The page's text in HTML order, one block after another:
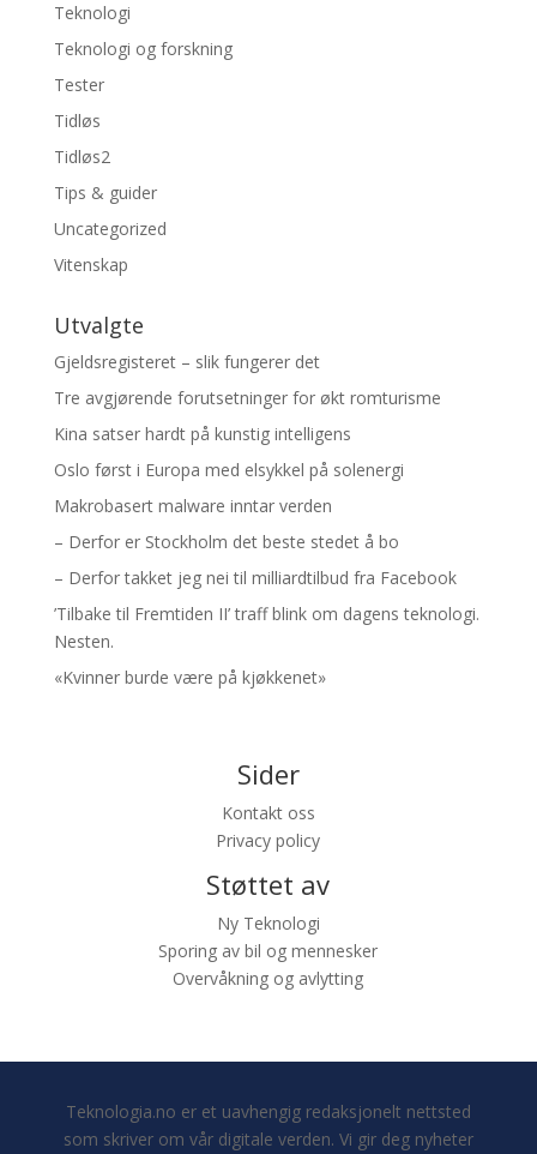
Teknologi
Teknologi og forskning
Tester
Tidløs
Tidløs2
Tips & guider
Uncategorized
Vitenskap
Utvalgte
Gjeldsregisteret – slik fungerer det
Tre avgjørende forutsetninger for økt romturisme
Kina satser hardt på kunstig intelligens
Oslo først i Europa med elsykkel på solenergi
Makrobasert malware inntar verden
– Derfor er Stockholm det beste stedet å bo
– Derfor takket jeg nei til milliardtilbud fra Facebook
’Tilbake til Fremtiden II’ traff blink om dagens teknologi.
Nesten.
«Kvinner burde være på kjøkkenet»
Sider
Kontakt oss
Privacy policy
Støttet av
Ny Teknologi
Sporing av bil og mennesker
Overvåkning og avlytting
Teknologia.no er et uavhengig redaksjonelt nettsted
som skriver om vår digitale verden. Vi gir deg nyheter